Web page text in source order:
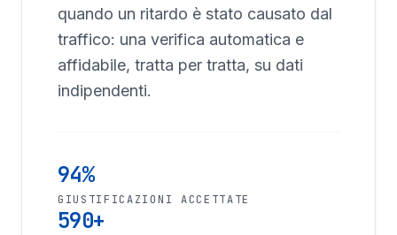
quando un ritardo è stato causato dal
traffico: una verifica automatica e
affidabile, tratta per tratta, su dati
indipendenti.
94%
GIUSTIFICAZIONI ACCETTATE
590+